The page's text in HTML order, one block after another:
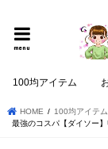
menu
100均アイテム
HOME
100均アイテム
最強のコスパ【ダイソー